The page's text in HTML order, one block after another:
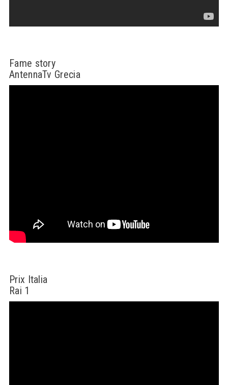
Fame story
AntennaTv Grecia
Prix Italia
Rai 1